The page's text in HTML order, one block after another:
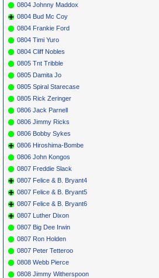
0804 Johnny Maddox
0804 Bud Mc Coy
0804 Frankie Ford
0804 Timi Yuro
0804 Cliff Nobles
0805 Tnt Tribble
0805 Damita Jo
0805 Spiral Starecase
0805 Rick Zeringer
0806 Jack Parnell
0806 Jimmy Ricks
0806 Bobby Sykes
0806 Hiroshima-Bombe
0806 John Kongos
0807 Freddie Slack
0807 Felice & B. Bryant4
0807 Felice & B. Bryant5
0807 Felice & B. Bryant6
0807 Luther Dixon
0807 Big Dee Irwin
0807 Ron Holden
0807 Peter Tetteroo
0808 Webb Pierce
0808 Jimmy Witherspoon